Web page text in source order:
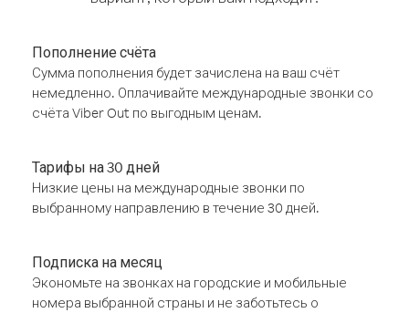
Пополнение счёта
Сумма пополнения будет зачислена на ваш счёт
немедленно. Оплачивайте международные звонки со
счёта Viber Out по выгодным ценам.
Тарифы на 30 дней
Низкие цены на международные звонки по
выбранному направлению в течение 30 дней.
Подписка на месяц
Экономьте на звонках на городские и мобильные
номера выбранной страны и не заботьтесь о